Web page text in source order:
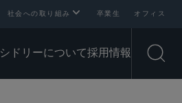
社会への取り組み 卒業生 オフィス
シドリーについて採用情報